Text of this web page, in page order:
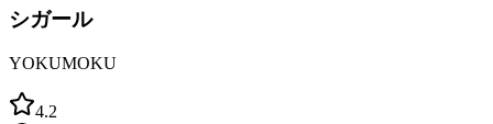
シガール
YOKUMOKU
4.2